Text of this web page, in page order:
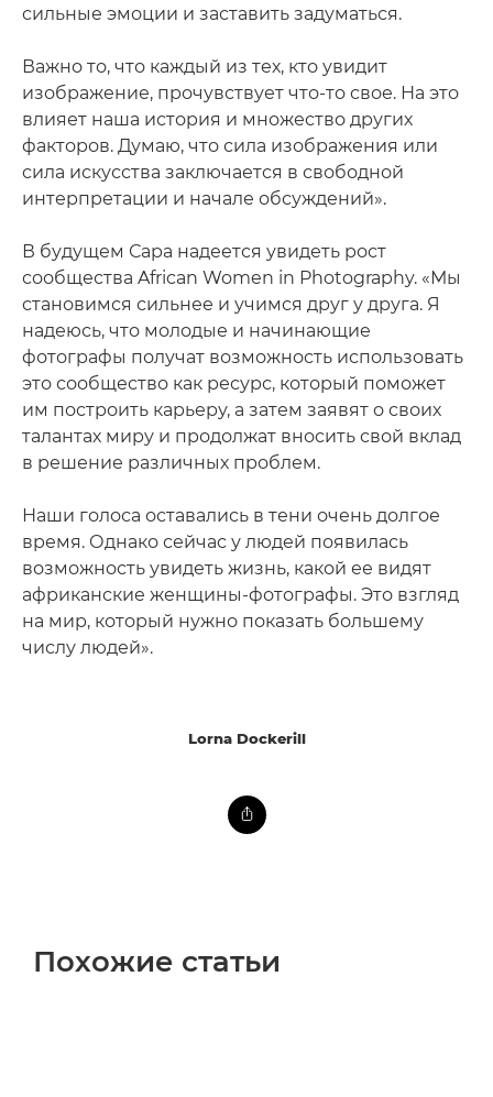
сильные эмоции и заставить задуматься.
Важно то, что каждый из тех, кто увидит
изображение, прочувствует что-то свое. На это
влияет наша история и множество других
факторов. Думаю, что сила изображения или
сила искусства заключается в свободной
интерпретации и начале обсуждений».
В будущем Сара надеется увидеть рост
сообщества African Women in Photography. «Мы
становимся сильнее и учимся друг у друга. Я
надеюсь, что молодые и начинающие
фотографы получат возможность использовать
это сообщество как ресурс, который поможет
им построить карьеру, а затем заявят о своих
талантах миру и продолжат вносить свой вклад
в решение различных проблем.
Наши голоса оставались в тени очень долгое
время. Однако сейчас у людей появилась
возможность увидеть жизнь, какой ее видят
африканские женщины-фотографы. Это взгляд
на мир, который нужно показать большему
числу людей».
Lorna Dockerill
Похожие статьи